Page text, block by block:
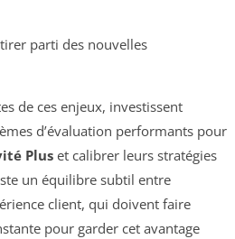
parti des nouvelles
de ces enjeux, investissent
d’évaluation performants pour
Plus et calibrer leurs stratégies
un équilibre subtil entre
client, qui doivent faire
pour garder cet avantage